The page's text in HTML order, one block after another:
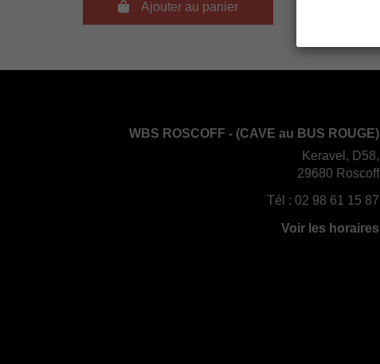
Ajouter au panier
WBS ROSCOFF - (CAVE au BUS ROUGE)
Keravel, D58,
29680 Roscoff
Tél : 02 98 61 15 87
Voir les horaires